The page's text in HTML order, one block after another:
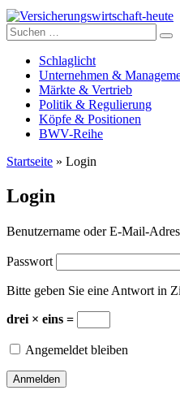
Versicherungswirtschaft-heute
Suche
nach:
Schlaglicht
Unternehmen &
Märkte & Vertrieb
Politik & Regulierung
Köpfe & Positionen
BWV-Reihe
Startseite » Login
Login
Benutzername oder E-Mail-
Passwort
Bitte geben Sie eine Antwort in
drei × eins =
Angemeldet bleiben